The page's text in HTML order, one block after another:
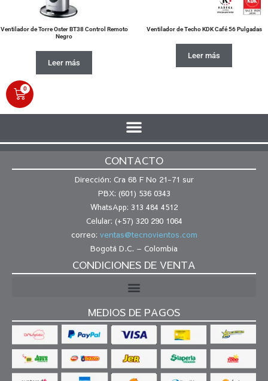
Ventilador de Torre Oster BT38 Control Remoto
Negro
Leer más
Ventilador de Techo KDK Café 56 Pulgadas
Leer más
0
CONTACTO
Dirección: Cra 68 F No 21-71 sur
PBX: (601) 536 0343
WhatsApp: 313 484 4512
Celular: (+57) 320 290 1064
correo: ventas@tecnovientos.com
Bogotá D.C. – Colombia
CONDICIONES DE VENTA
MEDIOS DE PAGOS